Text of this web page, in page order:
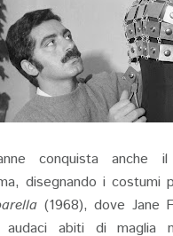
conquista anche
disegnando i costumi
(1968), dove Jane
audaci abiti di maglia